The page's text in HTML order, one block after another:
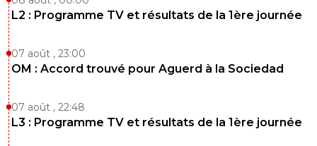
L2 : Programme TV et résultats de la 1ère journée
07 août , 23:00
OM : Accord trouvé pour Aguerd à la Sociedad
07 août , 22:48
L3 : Programme TV et résultats de la 1ère journée